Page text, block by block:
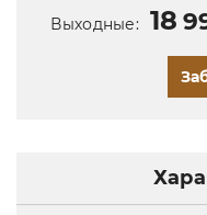
Выходные: 18